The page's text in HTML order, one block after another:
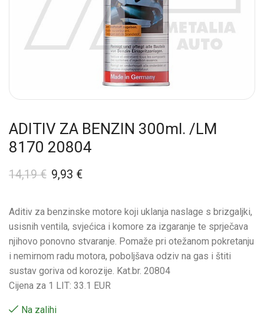
ADITIV ZA BENZIN 300ml. /LM
8170 20804
14,19€ 9,93 €
Aditiv za benzinske motore koji uklanja naslage s brizgaljki,
usisnih ventila, svjećica i komore za izgaranje te sprječava
njihovo ponovno stvaranje. Pomaže pri otežanom pokretanju
i nemirnom radu motora, poboljšava odziv na gas i štiti
sustav goriva od korozije. Kat.br. 20804
Cijena za 1 LIT: 33.1 EUR
Na zalihi